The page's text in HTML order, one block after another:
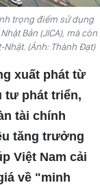
trọng điểm sử dụng
Bản (JICA), mà còn
(Ảnh: Thành Đạt)
xuất phát từ
tư phát triển,
tài chính
tăng trưởng
Việt Nam cải
về "minh